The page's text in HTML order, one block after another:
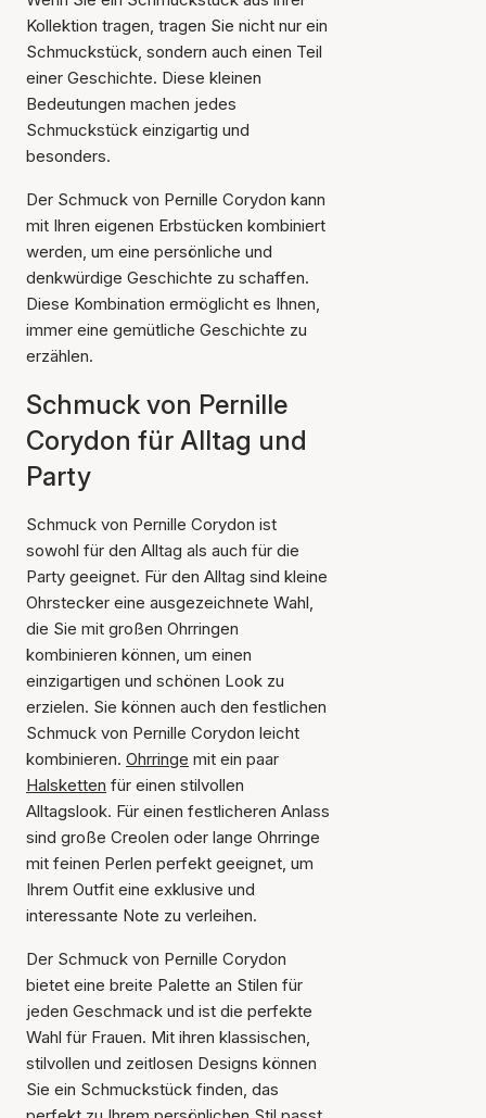
Kollektion tragen, tragen Sie nicht nur ein
Schmuckstück, sondern auch einen Teil
einer Geschichte. Diese kleinen
Bedeutungen machen jedes
Schmuckstück einzigartig und
besonders.
Der Schmuck von Pernille Corydon kann
mit Ihren eigenen Erbstücken kombiniert
werden, um eine persönliche und
denkwürdige Geschichte zu schaffen.
Diese Kombination ermöglicht es Ihnen,
immer eine gemütliche Geschichte zu
erzählen.
Schmuck von Pernille
Corydon für Alltag und
Party
Schmuck von Pernille Corydon ist
sowohl für den Alltag als auch für die
Party geeignet. Für den Alltag sind kleine
Ohrstecker eine ausgezeichnete Wahl,
die Sie mit großen Ohrringen
kombinieren können, um einen
einzigartigen und schönen Look zu
erzielen. Sie können auch den festlichen
Schmuck von Pernille Corydon leicht
kombinieren. Ohrringe mit ein paar
Halsketten für einen stilvollen
Alltagslook. Für einen festlicheren Anlass
sind große Creolen oder lange Ohrringe
mit feinen Perlen perfekt geeignet, um
Ihrem Outfit eine exklusive und
interessante Note zu verleihen.
Der Schmuck von Pernille Corydon
bietet eine breite Palette an Stilen für
jeden Geschmack und ist die perfekte
Wahl für Frauen. Mit ihren klassischen,
stilvollen und zeitlosen Designs können
Sie ein Schmuckstück finden, das